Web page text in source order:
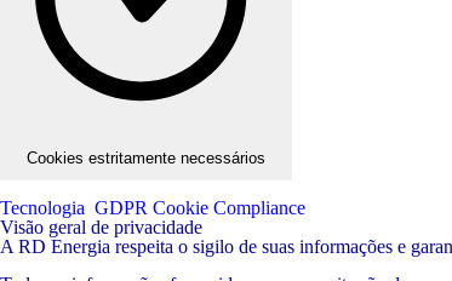
Cookies estritamente necessários
Tecnologia GDPR Cookie Compliance
Visão geral de privacidade
A RD Energia respeita o sigilo de suas informações e